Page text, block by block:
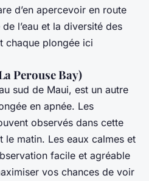
d’en apercevoir en route
l’eau et la diversité des
chaque plongée ici
Perouse Bay)
sud de Maui, est un autre
en apnée. Les
observés dans cette
le matin. Les eaux calmes et
facile et agréable
vos chances de voir